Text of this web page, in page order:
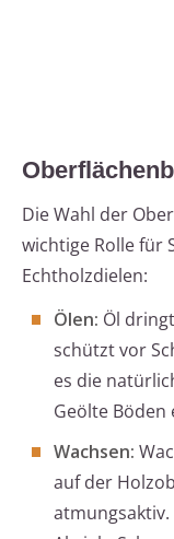
Die Wahl der
wichtige Rolle für
Echtholzdielen:
Ölen: Öl
schützt vor
es die
Geölte
Wachsen:
auf der